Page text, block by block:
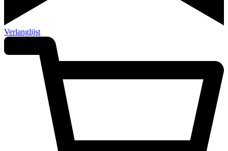
Verlanglijst